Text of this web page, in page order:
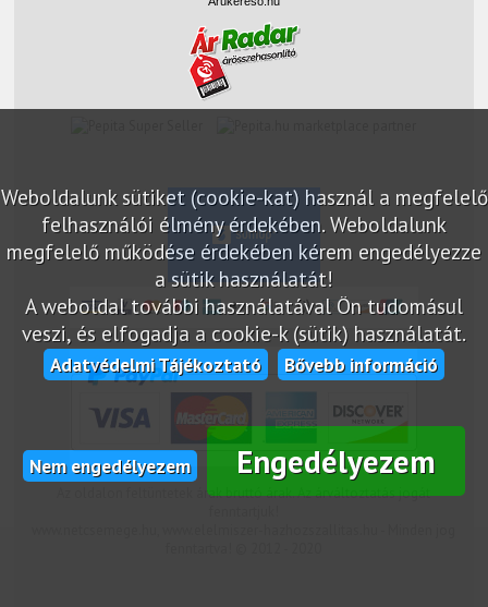
Weboldalunk sütiket (cookie-kat) használ a megfelelő
felhasználói élmény érdekében. Weboldalunk
megfelelő működése érdekében kérem engedélyezze
a sütik használatát!
A weboldal további használatával Ön tudomásul
veszi, és elfogadja a cookie-k (sütik) használatát.
Adatvédelmi Tájékoztató Bővebb információ
Nem engedélyezem Engedélyezem
Az oldalon feltüntetek árak bruttó árak. Az árváltoztatás jogát